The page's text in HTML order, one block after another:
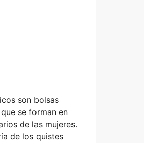
son bolsas
se forman en
de las mujeres.
de los quistes